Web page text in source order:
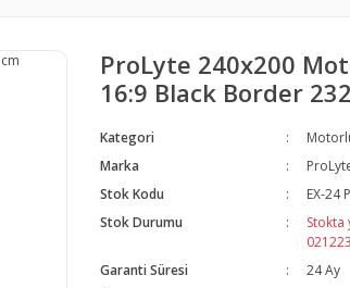
ProLyte 240x200
16:9 Black Border
Kategori
Marka
Stok Kodu
EX-24
Stok Durumu
Stokta
Garanti Süresi
24 Ay